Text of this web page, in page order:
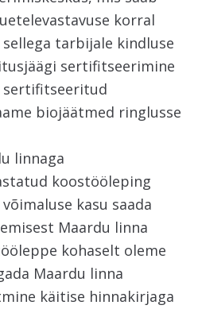
korral
tarbijale kindluse
sertifitseerimine
sertifitseeritud
biojäätmed ringlusse
linnaga
koostööleping
kasu saada
Maardu linna
kohaselt oleme
Maardu linna
käitise hinnakirjaga